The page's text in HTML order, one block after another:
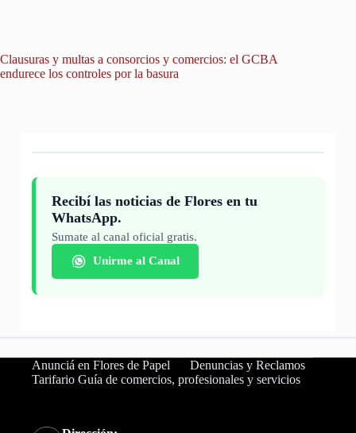
Clausuras y multas a consorcios y comercios: el GCBA
endurece los controles por la basura
Recibí las noticias de Flores en tu
WhatsApp.
Sumate al canal oficial gratis.
Unirme al Canal
Anunciá en Flores de Papel
Denuncias y Reclamos
Tarifario Guía de comercios, profesionales y servicios